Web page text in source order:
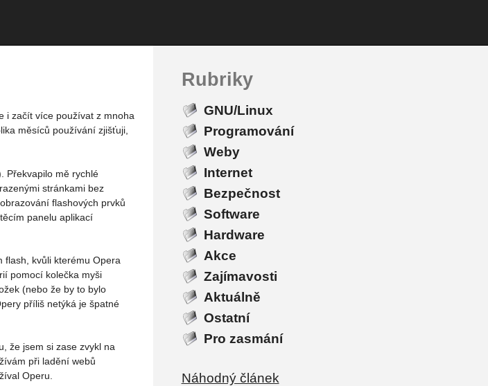
i začít více používat z mnoha
měsíců používání zjišťuji,
Překvapilo mě rychlé
stránkami bez
flashových prvků
panelu aplikací
flash, kvůli kterému Opera
pomocí kolečka myši
(nebo že by to bylo
příliš netýká je špatné
že jsem si zase zvykl na
při ladění webů
Operu.
Rubriky
GNU/Linux
Programování
Weby
Internet
Bezpečnost
Software
Hardware
Akce
Zajímavosti
Aktuálně
Ostatní
Pro zasmání
Náhodný článek